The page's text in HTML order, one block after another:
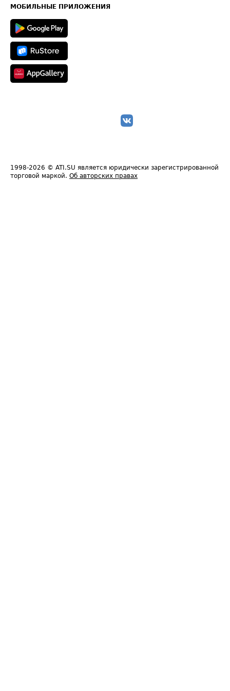
Техническая информация
МОБИЛЬНЫЕ ПРИЛОЖЕНИЯ
1998-2026 © ATI.SU является юридически зарегистрированной
торговой маркой. Об авторских правах